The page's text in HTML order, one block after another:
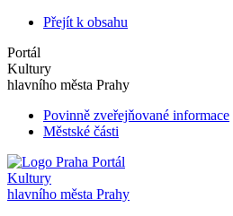
Přejít k obsahu
Portál
Kultury
hlavního města Prahy
Povinně zveřejňované informace
Městské části
Portál
Kultury
hlavního města Prahy